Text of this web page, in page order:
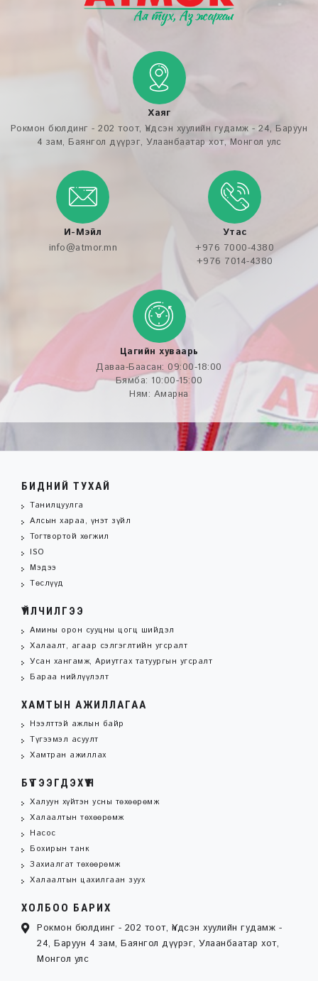
Хаяг
Рокмон бюлдинг - 202 тоот, Үндсэн хуулийн гудамж - 24, Баруун
4 зам, Баянгол дүүрэг, Улаанбаатар хот, Монгол улс
Цагийн хуваарь
Даваа-Баасан: 09:00-18:00
Бямба: 10:00-15:00
Ням: Амарна
И-Мэйл
info@atmor.mn
Утас
+976 7000-4380
+976 7014-4380
БИДНИЙ ТУХАЙ
Танилцуулга
Алсын хараа, үнэт зүйл
Тогтвортой хөгжил
ISO
Мэдээ
Төслүүд
ҮЙЛЧИЛГЭЭ
Амины орон сууцны цогц шийдэл
Халаалт, агаар сэлгэглтийн угсралт
Усан хангамж, Ариутгах татуургын угсралт
Бараа нийлүүлэлт
ХАМТЫН АЖИЛЛАГАА
Нээлттэй ажлын байр
Түгээмэл асуулт
Хамтран ажиллах
БҮТЭЭГДЭХҮҮН
Халуун хүйтэн усны төхөөрөмж
Халаалтын төхөөрөмж
Насос
Бохирын танк
Захиалгат төхөөрөмж
Халаалтын цахилгаан зуух
ХОЛБОО БАРИХ
Рокмон бюлдинг - 202 тоот, Үндсэн хуулийн гудамж -
24, Баруун 4 зам, Баянгол дүүрэг, Улаанбаатар хот,
Монгол улс